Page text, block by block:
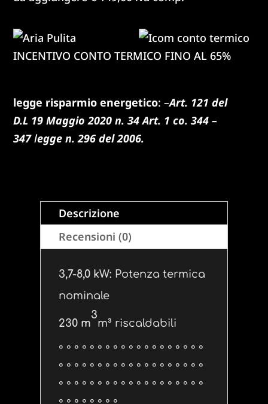
INCENTIVO CONTO TERMICO FINO AL 65%
legge risparmio energetico: –Art. 121 del
D.L 19 Maggio 2020 n. 34 Art. 1 co. 344 –
347legge n. 296 del 2006.
Descrizione
Recensioni (0)
3,7-8,0 kW: Potenza termica
nominale
230 m
3
m³ riscaldabili
° ° ° ° ° ° ° ° ° ° ° ° ° ° ° ° ° ° °
° ° ° ° ° ° ° ° ° ° ° ° ° ° ° ° ° ° °
° ° ° ° ° ° ° ° ° ° ° ° ° ° ° ° ° ° °